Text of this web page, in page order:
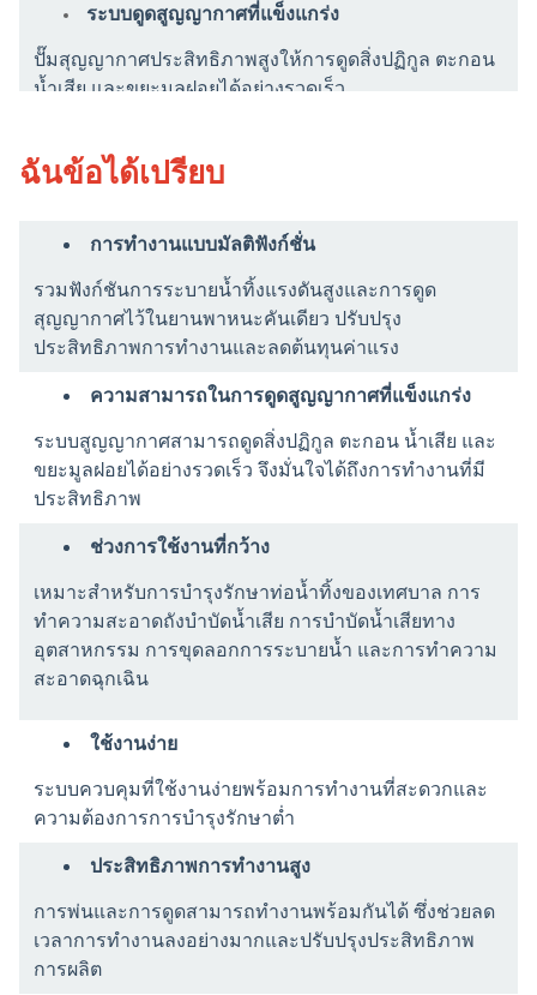
ระบบดูดสูญญากาศที่แข็งแกร่ง
ปั๊มสุญญากาศประสิทธิภาพสูงให้การดูดสิ่งปฏิกูล ตะกอน
น้ำเสีย และขยะมูลฝอยได้อย่างรวดเร็ว
ติดตั้งม้วนสายไฮดรอลิกเพื่อการทำความสะอาดท่อใน
ความจุถัง ยี่ห้อปั๊ม ความยาวท่อ และฟังก์ชันเสริมสามารถ
ปรับแต่งได้ตามความต้องการของลูกค้า
ฉันข้อได้เปรียบ
การทำงานแบบมัลติฟังก์ชั่น
รวมฟังก์ชันการระบายน้ำทิ้งแรงดันสูงและการดูด
สุญญากาศไว้ในยานพาหนะคันเดียว ปรับปรุง
ประสิทธิภาพการทำงานและลดต้นทุนค่าแรง
ความสามารถในการดูดสูญญากาศที่แข็งแกร่ง
ระบบสูญญากาศสามารถดูดสิ่งปฏิกูล ตะกอน น้ำเสีย และ
ขยะมูลฝอยได้อย่างรวดเร็ว จึงมั่นใจได้ถึงการทำงานที่มี
ประสิทธิภาพ
ช่วงการใช้งานที่กว้าง
เหมาะสำหรับการบำรุงรักษาท่อน้ำทิ้งของเทศบาล การ
ทำความสะอาดถังบำบัดน้ำเสีย การบำบัดน้ำเสียทาง
อุตสาหกรรม การขุดลอกการระบายน้ำ และการทำความ
สะอาดฉุกเฉิน
ใช้งานง่าย
ระบบควบคุมที่ใช้งานง่ายพร้อมการทำงานที่สะดวกและ
ความต้องการการบำรุงรักษาต่ำ
ประสิทธิภาพการทำงานสูง
การพ่นและการดูดสามารถทำงานพร้อมกันได้ ซึ่งช่วยลด
เวลาการทำงานลงอย่างมากและปรับปรุงประสิทธิภาพ
การผลิต